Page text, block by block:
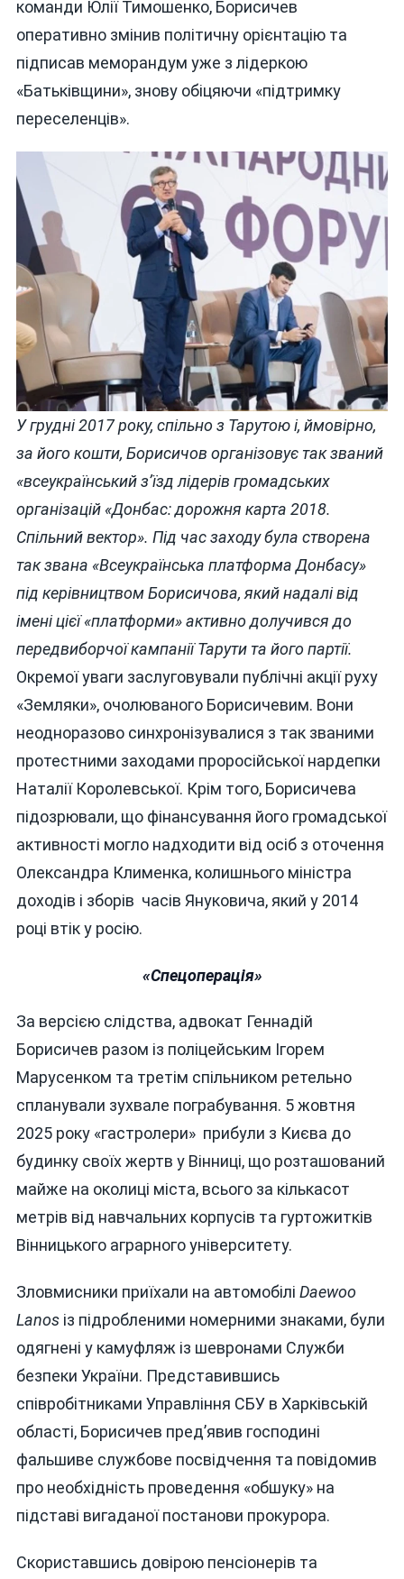
команди Юлії Тимошенко, Борисичев
оперативно змінив політичну орієнтацію та
підписав меморандум уже з лідеркою
«Батьківщини», знову обіцяючи «підтримку
переселенців».
У грудні 2017 року, спільно з Тарутою і, ймовірно,
за його кошти, Борисичов організовує так званий
«всеукраїнський з’їзд лідерів громадських
організацій «Донбас: дорожня карта 2018.
Спільний вектор». Під час заходу була створена
так звана «Всеукраїнська платформа Донбасу»
під керівництвом Борисичова, який надалі від
імені цієї «платформи» активно долучився до
передвиборчої кампанії Тарути та його партії.
Окремої уваги заслуговували публічні акції руху
«Земляки», очолюваного Борисичевим. Вони
неодноразово синхронізувалися з так званими
протестними заходами проросійської нардепки
Наталії Королевської. Крім того, Борисичева
підозрювали, що фінансування його громадської
активності могло надходити від осіб з оточення
Олександра Клименка, колишнього міністра
доходів і зборів часів Януковича, який у 2014
році втік у росію.
«Спецоперація»
За версією слідства, адвокат Геннадій
Борисичев разом із поліцейським Ігорем
Марусенком та третім спільником ретельно
спланували зухвале пограбування. 5 жовтня
2025 року «гастролери» прибули з Києва до
будинку своїх жертв у Вінниці, що розташований
майже на околиці міста, всього за кількасот
метрів від навчальних корпусів та гуртожитків
Вінницького аграрного університету.
Зловмисники приїхали на автомобілі Daewoo
Lanosіз підробленими номерними знаками, були
одягнені у камуфляж із шевронами Служби
безпеки України. Представившись
співробітниками Управління СБУ в Харківській
області, Борисичев пред’явив господині
фальшиве службове посвідчення та повідомив
про необхідність проведення «обшуку» на
підставі вигаданої постанови прокурора.
Скориставшись довірою пенсіонерів та